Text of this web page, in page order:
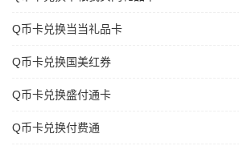
Q币卡兑换当当礼品卡
Q币卡兑换国美红券
Q币卡兑换盛付通卡
Q币卡兑换付费通